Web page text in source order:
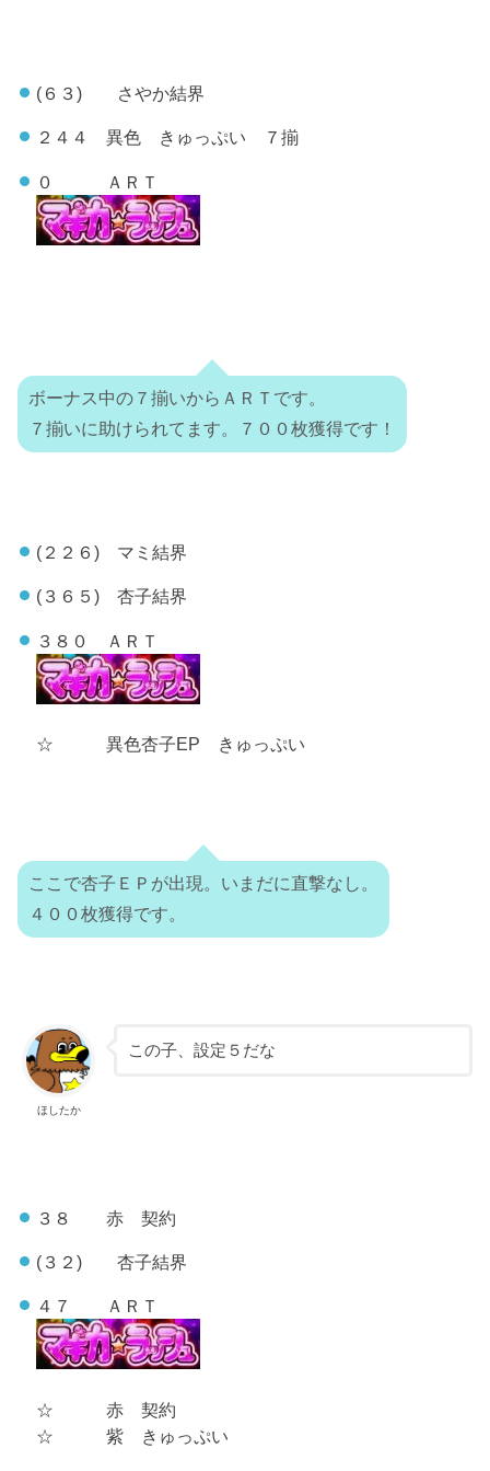
(６３) さやか結界
２４４ 異色 きゅっぷい ７揃
０ ＡＲＴ
ボーナス中の７揃いからＡＲＴです。
７揃いに助けられてます。７００枚獲得です！
(２２６) マミ結界
(３６５) 杏子結界
３８０ ＡＲＴ
☆ 異色杏子EP きゅっぷい
ここで杏子ＥＰが出現。いまだに直撃なし。
４００枚獲得です。
ほしたか
この子、設定５だな
３８ 赤 契約
(３２) 杏子結界
４７ ＡＲＴ
☆ 赤 契約
☆ 紫 きゅっぷい